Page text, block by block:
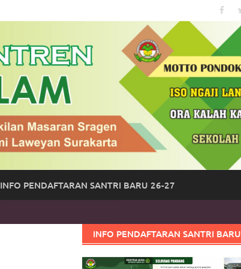
INFO PENDAFTARAN SANTRI BARU 26-27
INFO PENDAFTARAN SANTRI BARU